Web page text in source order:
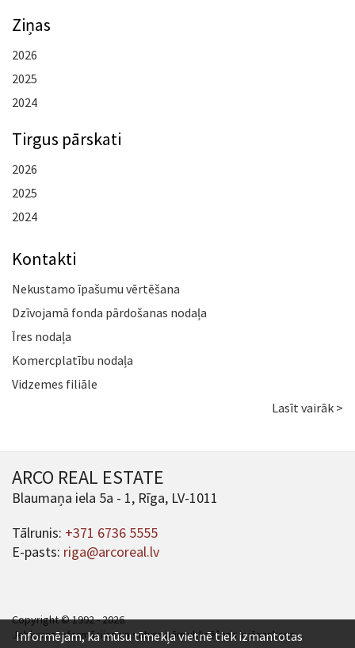
Ziņas
2026
2025
2024
Tirgus pārskati
2026
2025
2024
Kontakti
Nekustamo īpašumu vērtēšana
Dzīvojamā fonda pārdošanas nodaļa
Īres nodaļa
Komercplatību nodaļa
Vidzemes filiāle
Lasīt vairāk >
ARCO REAL ESTATE
Blaumaņa iela 5a - 1, Rīga, LV-1011
Tālrunis: +371 6736 5555
E-pasts: riga@arcoreal.lv
Copyright © 1992 - 2026
Jebkuras informācijas un satura pārpublicēšana ir jāsaskaņo.
Informējam, ka mūsu tīmekļa vietnē tiek izmantotas